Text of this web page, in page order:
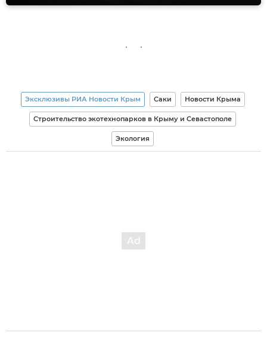
Эксклюзивы РИА Новости Крым Саки Новости Крыма
Строительство экотехнопарков в Крыму и Севастополе
Экология